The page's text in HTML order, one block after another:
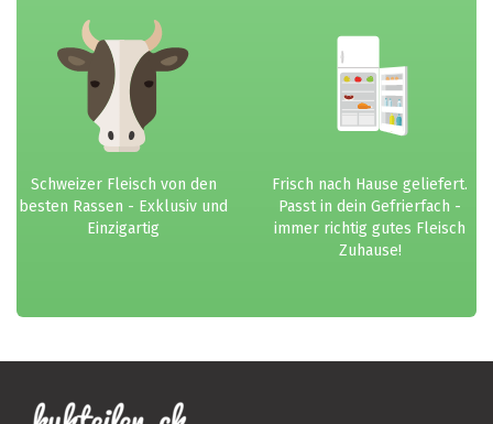
Schweizer Fleisch von den
besten Rassen - Exklusiv und
Einzigartig
Frisch nach Hause geliefert.
Passt in dein Gefrierfach -
immer richtig gutes Fleisch
Zuhause!